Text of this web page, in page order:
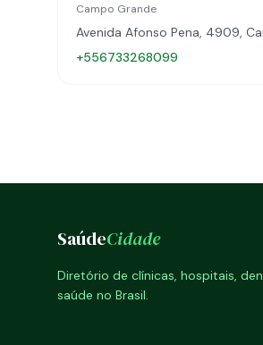
Campo Grande
Avenida Afonso Pena, 4909,
+556733268099
SaúdeCidade
Diretório de clínicas, hospitais,
saúde no Brasil.